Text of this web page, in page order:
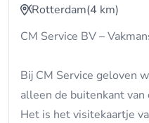
Rotterdam(4 km)
CM Service BV –
Bij CM Service geloven
alleen de buitenkant
Het is het visitekaartje